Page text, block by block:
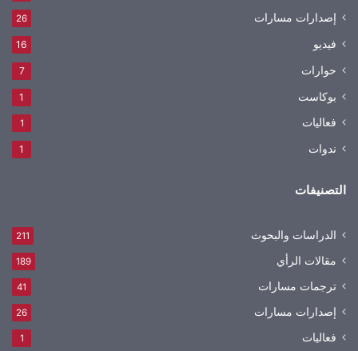
إصدارات مسارات 26
فيديو 16
حوارات 7
بوكاست 1
فعاليات 1
ندوات 1
التصنيفات
الدراسات والبحوث 211
مقالات الرأي 189
ترجمات مسارات 41
إصدارات مسارات 26
فعاليات 1